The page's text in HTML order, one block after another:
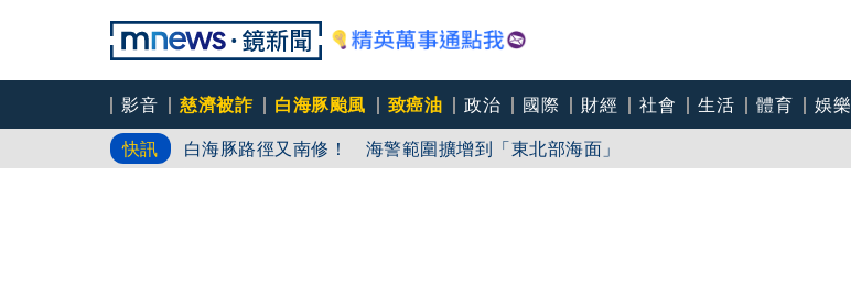
影音 慈濟被詐 白海豚颱風 致癌油 政治 國際 財經 社會 生活 體育 娛樂
快訊
白海豚路徑又南修！ 海警範圍擴增到「東北部海面」
慈濟挨詐十億／綠批抹黑「欠陳時中一個道歉」 柯志恩反嗆：比病毒還要毒